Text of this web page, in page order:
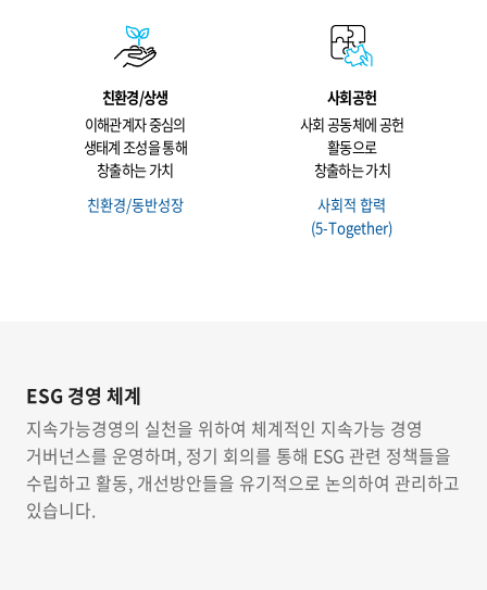
친환경/상생
이해관계자 중심의
생태계 조성을 통해
창출하는 가치
친환경/동반성장
사회공헌
사회 공동체에 공헌
활동으로
창출하는 가치
사회적 합력
(5-Together)
ESG 경영 체계
지속가능경영의 실천을 위하여 체계적인 지속가능 경영
거버넌스를 운영하며, 정기 회의를 통해 ESG 관련 정책들을
수립하고 활동, 개선방안들을 유기적으로 논의하여 관리하고
있습니다.